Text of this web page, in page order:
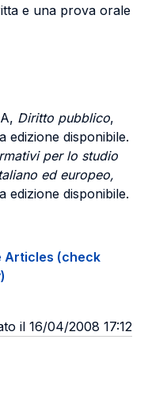
e una prova orale
, Diritto pubblico,
edizione disponibile.
per lo studio
ed europeo,
edizione disponibile.
Articles (check
il 16/04/2008 17:12